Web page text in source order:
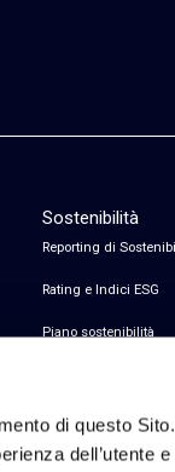
di questo
dell’utente
Sostenibilità
Reporting di
Rating e Indici ESG
Piano sostenibilità